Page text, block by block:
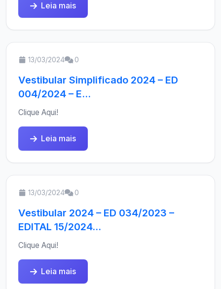
Leia mais
13/03/2024 0
Vestibular Simplificado 2024 – ED
004/2024 – E...
Clique Aqui!
Leia mais
13/03/2024 0
Vestibular 2024 – ED 034/2023 –
EDITAL 15/2024...
Clique Aqui!
Leia mais